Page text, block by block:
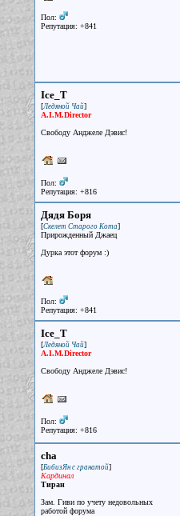
Пол:
Репутация: +841
Ice_T
[Ледяной Чай]
A.I.M.Director
Свободу Анджеле Дэвис!
Пол:
Репутация: +816
Дядя Боря
[Скелет Старого Кота]
Прирожденный Джаец
Дурка этот форум :)
Пол:
Репутация: +841
Ice_T
[Ледяной Чай]
A.I.M.Director
Свободу Анджеле Дэвис!
Пол:
Репутация: +816
cha
[БибизЯн с гранатой]
Кардинал
Тиран
Зам. Гиви по учету недовольных
работой форума